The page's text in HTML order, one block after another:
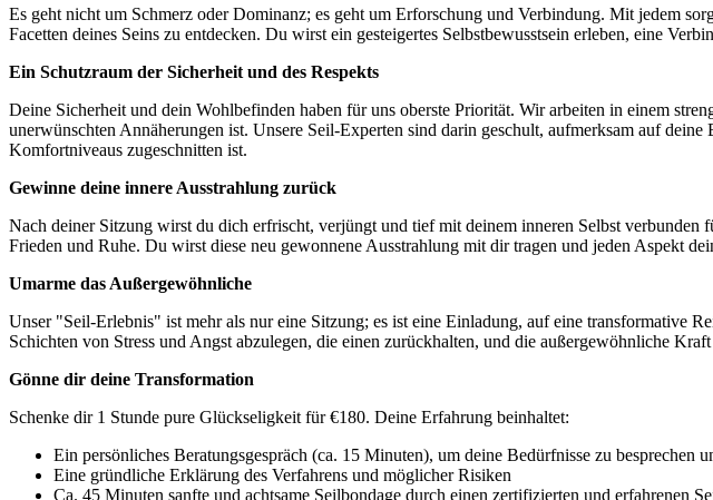
Es geht nicht um Schmerz oder Dominanz; es geht um Erforschung und Verbindung. Mit jedem
Facetten deines Seins zu entdecken. Du wirst ein gesteigertes Selbstbewusstsein erleben, eine
Ein Schutzraum der Sicherheit und des Respekts
Deine Sicherheit und dein Wohlbefinden haben für uns oberste Priorität. Wir arbeiten in einem
unerwünschten Annäherungen ist. Unsere Seil-Experten sind darin geschult, aufmerksam auf
Komfortniveaus zugeschnitten ist.
Gewinne deine innere Ausstrahlung zurück
Nach deiner Sitzung wirst du dich erfrischt, verjüngt und tief mit deinem inneren Selbst
Frieden und Ruhe. Du wirst diese neu gewonnene Ausstrahlung mit dir tragen und jeden Aspekt
Umarme das Außergewöhnliche
Unser "Seil-Erlebnis" ist mehr als nur eine Sitzung; es ist eine Einladung, auf eine transformative
Schichten von Stress und Angst abzulegen, die einen zurückhalten, und die außergewöhnliche
Gönne dir deine Transformation
Schenke dir 1 Stunde pure Glückseligkeit für €180. Deine Erfahrung beinhaltet:
Ein persönliches Beratungsgespräch (ca. 15 Minuten), um deine Bedürfnisse zu besprechen
Eine gründliche Erklärung des Verfahrens und möglicher Risiken
Ca. 45 Minuten sanfte und achtsame Seilbondage durch einen zertifizierten und erfahrenen